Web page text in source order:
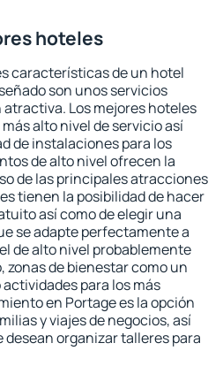
hoteles
características de un hotel
son unos servicios
Los mejores hoteles
alto nivel de servicio así
de instalaciones para los
de alto nivel ofrecen la
de las principales atracciones
tienen la posibilidad de hacer
así como de elegir una
se adapte perfectamente a
de alto nivel probablemente
zonas de bienestar como un
para los más
en Portage es la opción
y viajes de negocios, así
desean organizar talleres para